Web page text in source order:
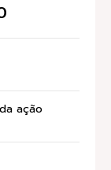
ação